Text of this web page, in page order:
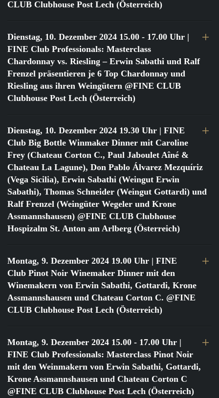
CLUB Clubhouse Post Lech (Österreich)
Dienstag, 10. Dezember 2024 15.00 - 17.00 Uhr |
FINE Club Professionals: Masterclass
Chardonnay vs. Riesling – Erwin Sabathi und Ralf
Frenzel präsentieren je 6 Top Chardonnay und
Riesling aus ihren Weingütern @FINE CLUB
Clubhouse Post Lech (Österreich)
Dienstag, 10. Dezember 2024 19.30 Uhr | FINE
Club Big Bottle Winmaker Dinner mit Caroline
Frey (Chateau Corton C., Paul Jaboulet Aîné &
Chateau La Lagune), Don Pablo Álvarez Mezquíriz
(Vega Sicilia), Erwin Sabathi (Weingut Erwin
Sabathi), Thomas Schneider (Weingut Gottardi) und
Ralf Frenzel (Weingüter Wegeler und Krone
Assmannshausen) @FINE CLUB Clubhouse
Hospizalm St. Anton am Arlberg (Österreich)
Montag, 9. Dezember 2024 19.00 Uhr | FINE
Club Pinot Noir Winemaker Dinner mit den
Winemakern von Erwin Sabathi, Gottardi, Krone
Assmannshausen und Chateau Corton C. @FINE
CLUB Clubhouse Post Lech (Österreich)
Montag, 9. Dezember 2024 15.00 - 17.00 Uhr |
FINE Club Professionals: Masterclass Pinot Noir
mit den Weinmakern von Erwin Sabathi, Gottardi,
Krone Assmannshausen und Chateau Corton C
@FINE CLUB Clubhouse Post Lech (Österreich)